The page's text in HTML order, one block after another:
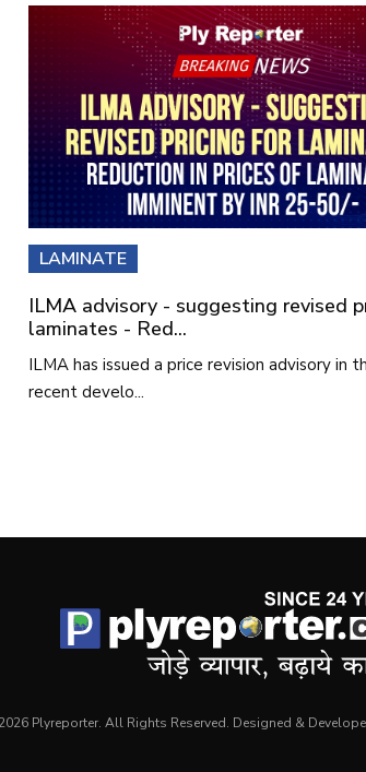
LAMINATE
ILMA advisory - suggesting revised
laminates - Red...
ILMA has issued a price revision advisory in
recent develo...
Plyreporter. All Rights Reserved. Designed &